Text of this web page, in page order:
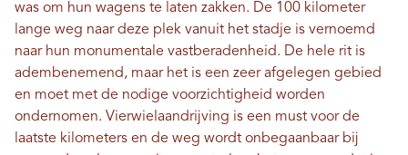
was om hun wagens te laten zakken. De 100 kilometer
lange weg naar deze plek vanuit het stadje is vernoemd
naar hun monumentale vastberadenheid. De hele rit is
adembenemend, maar het is een zeer afgelegen gebied
en moet met de nodige voorzichtigheid worden
ondernomen. Vierwielaandrijving is een must voor de
laatste kilometers en de weg wordt onbegaanbaar bij